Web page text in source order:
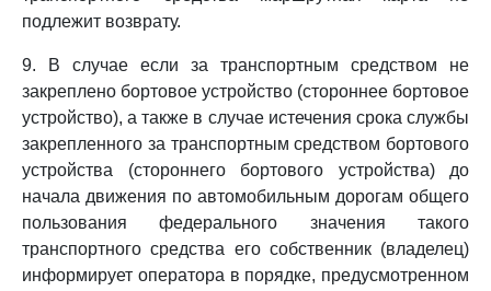
подлежит возврату.
9. В случае если за транспортным средством не
закреплено бортовое устройство (стороннее бортовое
устройство), а также в случае истечения срока службы
закрепленного за транспортным средством бортового
устройства (стороннего бортового устройства) до
начала движения по автомобильным дорогам общего
пользования федерального значения такого
транспортного средства его собственник (владелец)
информирует оператора в порядке, предусмотренном